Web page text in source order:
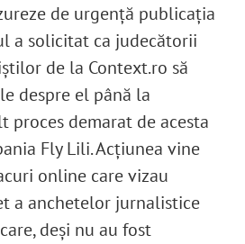
de urgență publicația
a solicitat ca judecătorii
de la Context.ro să
despre el până la
proces demarat de acesta
Fly Lili. Acțiunea vine
online care vizau
a anchetelor jurnalistice
deși nu au fost